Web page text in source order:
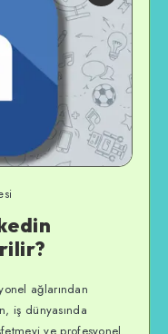
ağlarından
iş dünyasında